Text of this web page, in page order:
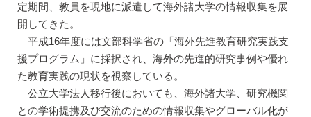
定期間、教員を現地に派遣して海外諸大学の情報収集を展
開してきた。
平成16年度には文部科学省の「海外先進教育研究実践支
援プログラム」に採択され、海外の先進的研究事例や優れ
た教育実践の現状を視察している。
公立大学法人移行後においても、海外諸大学、研究機関
との学術提携及び交流のための情報収集やグローバル化が